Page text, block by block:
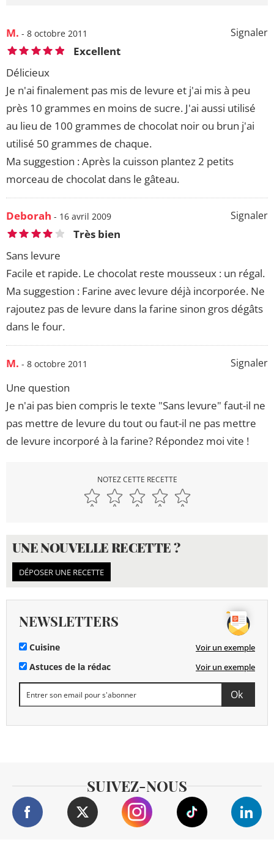
Signaler
M. - 8 octobre 2011
Excellent
Délicieux
Je n'ai finalement pas mis de levure et j'ai mis à peu
près 10 grammes en moins de sucre. J'ai aussi utilisé
au lieu de 100 grammes de chocolat noir ou brun j'ai
utilisé 50 grammes de chaque.
Ma suggestion : Après la cuisson plantez 2 petits
morceau de chocolat dans le gâteau.
Signaler
Deborah - 16 avril 2009
Très bien
Sans levure
Facile et rapide. Le chocolat reste mousseux : un régal.
Ma suggestion : Farine avec levure déjà incorporée. Ne
rajoutez pas de levure dans la farine sinon gros dégâts
dans le four.
Signaler
M. - 8 octobre 2011
Une question
Je n'ai pas bien compris le texte "Sans levure" faut-il ne
pas mettre de levure du tout ou faut-il ne pas mettre
de levure incorporé à la farine? Répondez moi vite !
NOTEZ CETTE RECETTE
UNE NOUVELLE RECETTE ?
DÉPOSER UNE RECETTE
NEWSLETTERS
Cuisine Voir un exemple
Astuces de la rédac Voir un exemple
SUIVEZ-NOUS